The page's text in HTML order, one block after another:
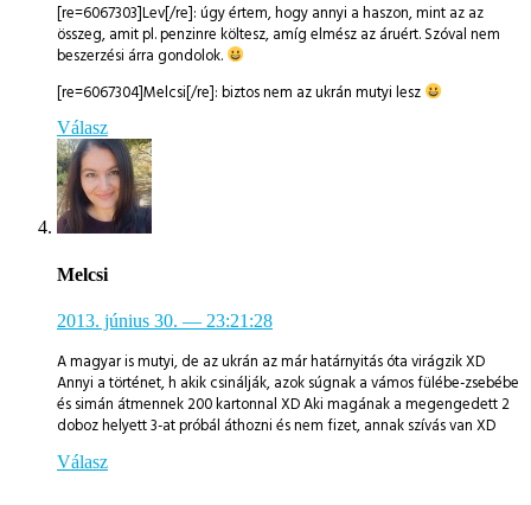
[re=6067303]Lev[/re]: úgy értem, hogy annyi a haszon, mint az az
összeg, amit pl. penzinre költesz, amíg elmész az áruért. Szóval nem
beszerzési árra gondolok.
[re=6067304]Melcsi[/re]: biztos nem az ukrán mutyi lesz
Válasz
Melcsi
2013. június 30. — 23:21:28
A magyar is mutyi, de az ukrán az már határnyitás óta virágzik XD
Annyi a történet, h akik csinálják, azok súgnak a vámos fülébe-zsebébe
és simán átmennek 200 kartonnal XD Aki magának a megengedett 2
doboz helyett 3-at próbál áthozni és nem fizet, annak szívás van XD
Válasz